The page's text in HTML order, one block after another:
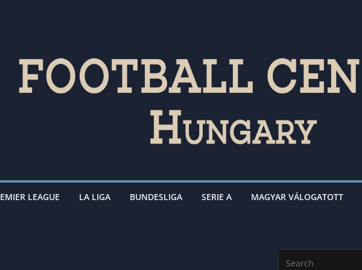
LEAGUE LA LIGA BUNDESLIGA SERIE A MAGYAR VÁLOGATOTT